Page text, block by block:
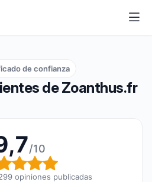
de Zoanthus.fr
de confianza
/10
global: 9,7
opiniones publicadas